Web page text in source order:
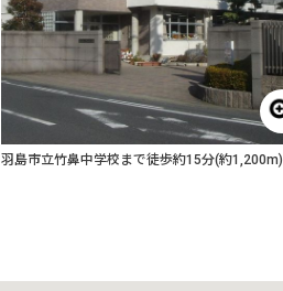
羽島市立竹鼻中学校まで徒歩約15分(約1,200m)